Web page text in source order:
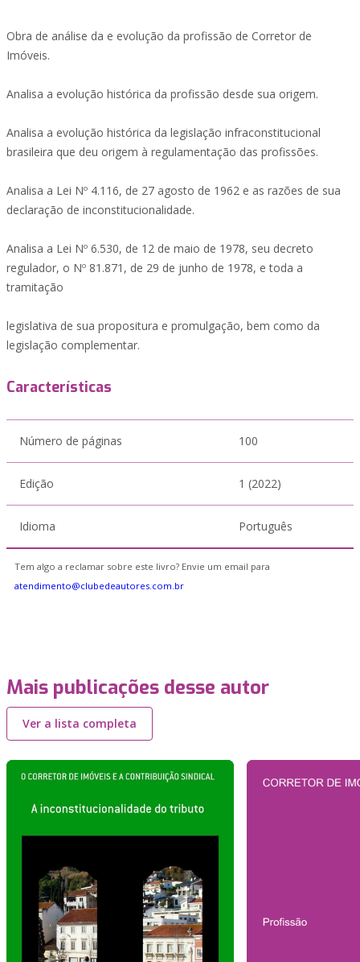
Obra de análise da e evolução da profissão de Corretor de
Imóveis.
Analisa a evolução histórica da profissão desde sua origem.
Analisa a evolução histórica da legislação infraconstitucional
brasileira que deu origem à regulamentação das profissões.
Analisa a Lei Nº 4.116, de 27 agosto de 1962 e as razões de sua
declaração de inconstitucionalidade.
Analisa a Lei Nº 6.530, de 12 de maio de 1978, seu decreto
regulador, o Nº 81.871, de 29 de junho de 1978, e toda a
tramitação
legislativa de sua propositura e promulgação, bem como da
legislação complementar.
Características
Número de páginas 100
Edição 1 (2022)
Idioma Português
Tem algo a reclamar sobre este livro? Envie um email para
atendimento@clubedeautores.com.br
Mais publicações desse autor
Ver a lista completa